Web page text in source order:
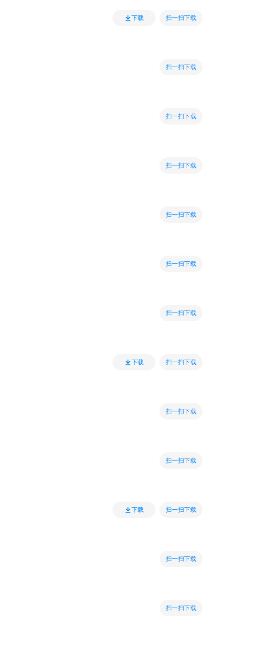
下载 扫一扫下载
扫一扫下载
扫一扫下载
扫一扫下载
扫一扫下载
扫一扫下载
扫一扫下载
下载 扫一扫下载
扫一扫下载
扫一扫下载
下载 扫一扫下载
扫一扫下载
扫一扫下载